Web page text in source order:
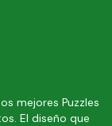
mejores Puzzles
El diseño que